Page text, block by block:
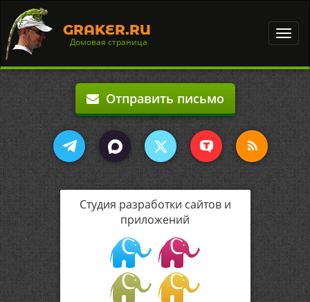
GRAKER.RU
Домовая страница
Отправить письмо
Студия разработки сайтов и
приложений